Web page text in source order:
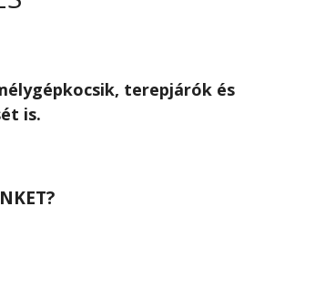
terepjárók és
is.